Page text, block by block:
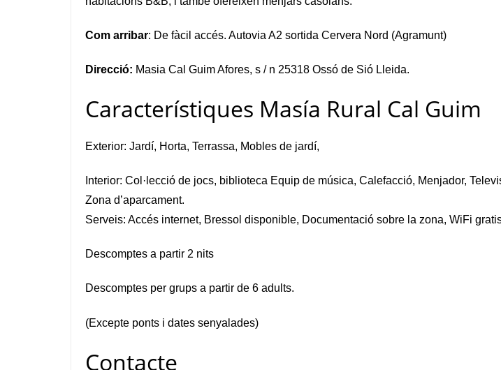
Com arribar: De fàcil accés. Autovia A2 sortida Cervera Nord (Agramunt)
Direcció: Masia Cal Guim Afores, s / n 25318 Ossó de Sió Lleida.
Característiques Masía Rural Cal Guim
Exterior: Jardí, Horta, Terrassa, Mobles de jardí,
Interior: Col·lecció de jocs, biblioteca Equip de música, Calefacció, Menjador,
Zona d’aparcament.
Serveis: Accés internet, Bressol disponible, Documentació sobre la zona, WiFi
Descomptes a partir 2 nits
Descomptes per grups a partir de 6 adults.
(Excepte ponts i dates senyalades)
Contacte